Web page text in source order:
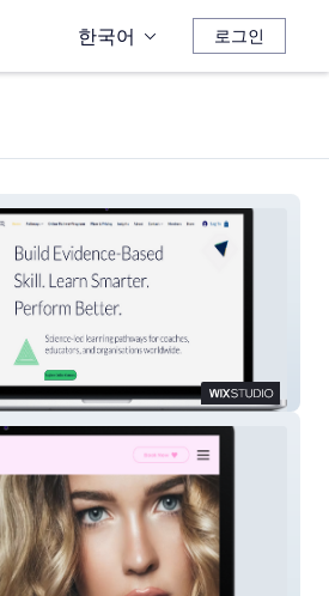
한국어 로그인